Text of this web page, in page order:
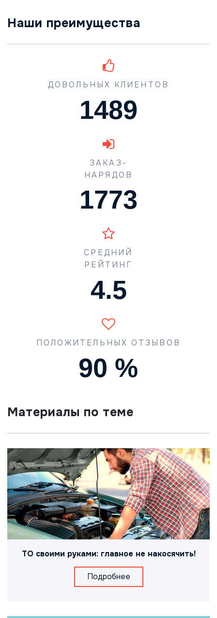
Наши преимущества
ДОВОЛЬНЫХ КЛИЕНТОВ
1489
ЗАКАЗ-
НАРЯДОВ
1773
СРЕДНИЙ
РЕЙТИНГ
4.5
ПОЛОЖИТЕЛЬНЫХ ОТЗЫВОВ
90 %
Материалы по теме
ТО своими руками: главное не накосячить!
Подробнее